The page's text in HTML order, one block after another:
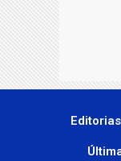
Editorias